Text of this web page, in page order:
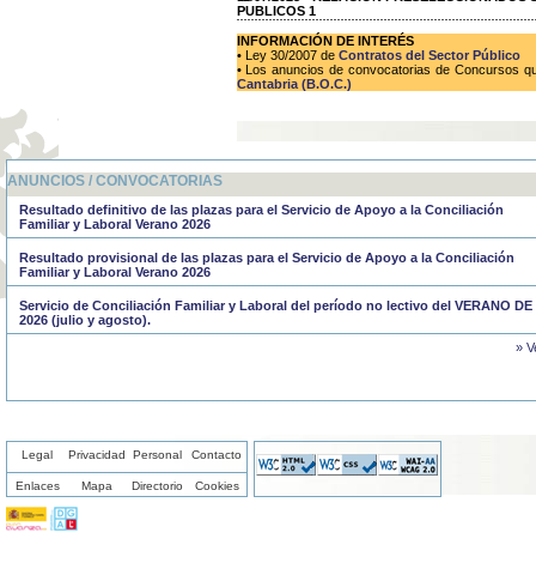
PUBLICOS 1
INFORMACIÓN DE INTERÉS
• Ley 30/2007 deContratos del Sector Público
• Los anuncios de convocatorias de Concursos
Cantabria (B.O.C.)
ANUNCIOS / CONVOCATORIAS
Resultado definitivo de las plazas para el Servicio de Apoyo a la Conciliación
Familiar y Laboral Verano 2026
Resultado provisional de las plazas para el Servicio de Apoyo a la Conciliación
Familiar y Laboral Verano 2026
Servicio de Conciliación Familiar y Laboral del período no lectivo del VERANO DE
2026 (julio y agosto).
»
Legal Privacidad Personal Contacto
Enlaces Mapa Directorio Cookies